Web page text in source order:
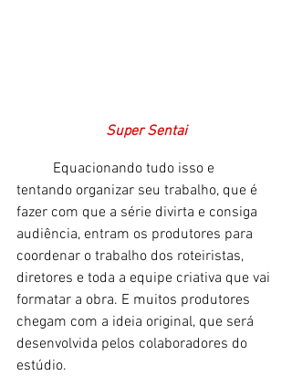
Super Sentai
tentando organizar seu trabalho, que é
fazer com que a série divirta e consiga
audiência, entram os produtores para
coordenar o trabalho dos roteiristas,
diretores e toda a equipe criativa que vai
formatar a obra. E muitos produtores
chegam com a ideia original, que será
desenvolvida pelos colaboradores do
estúdio.